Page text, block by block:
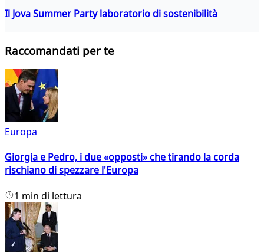
Il Jova Summer Party laboratorio di sostenibilità
Raccomandati per te
Europa
Giorgia e Pedro, i due «opposti» che tirando la corda
rischiano di spezzare l'Europa
1 min di lettura